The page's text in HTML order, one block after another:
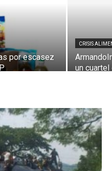
por escasez
CRISIS
un